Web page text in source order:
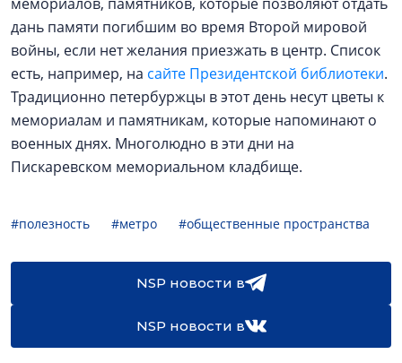
дань памяти погибшим во время Второй мировой
войны, если нет желания приезжать в центр. Список
есть, например, на сайте Президентской библиотеки.
Традиционно петербуржцы в этот день несут цветы к
мемориалам и памятникам, которые напоминают о
военных днях. Многолюдно в эти дни на
Пискаревском мемориальном кладбище.
#полезность #метро #общественные пространства
NSP новости в
NSP новости в